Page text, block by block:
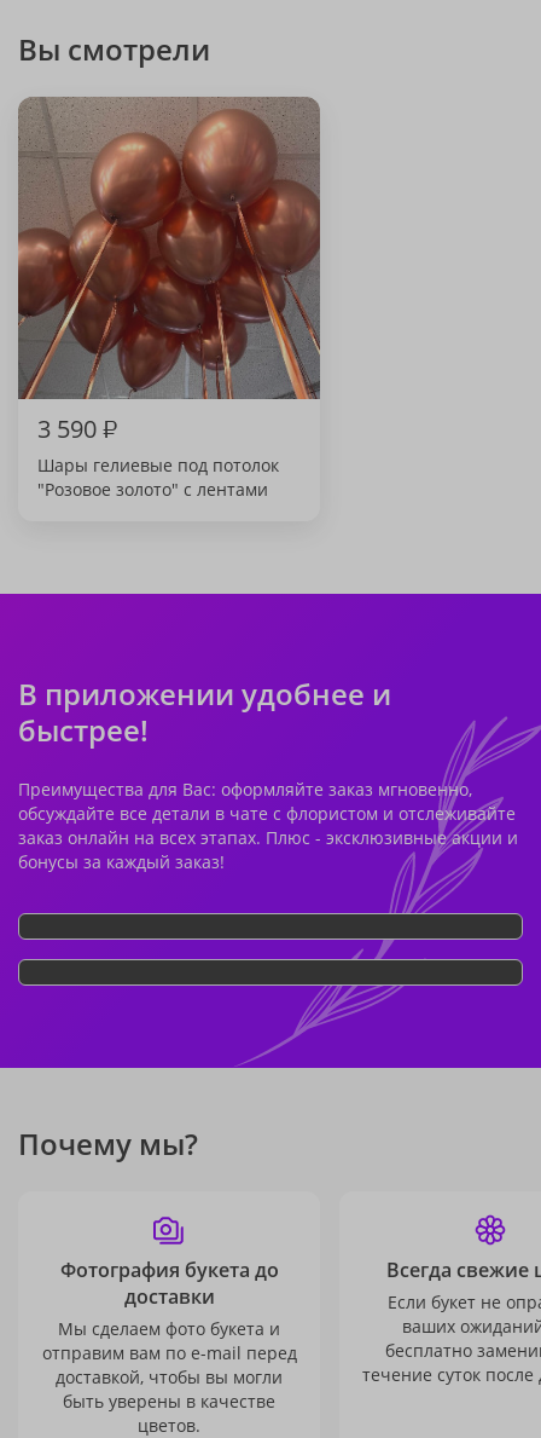
Вы смотрели
3 590₽
Шары гелиевые под потолок
"Розовое золото" с лентами
В приложении удобнее и
быстрее!
Преимущества для Вас: оформляйте заказ мгновенно,
обсуждайте все детали в чате с флористом и отслеживайте
заказ онлайн на всех этапах. Плюс - эксклюзивные акции и
бонусы за каждый заказ!
Почему мы?
Фотография букета до
доставки
Мы сделаем фото букета и
отправим вам по e-mail перед
доставкой, чтобы вы могли
быть уверены в качестве
цветов.
Всегда свежие
Если букет не
ваших
бесплатно
течение суток после